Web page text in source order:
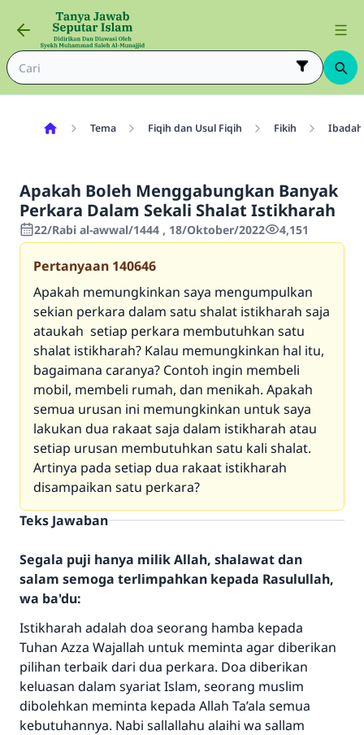
Tema Fiqih dan Usul Fiqih Fikih
Apakah Boleh Menggabungkan Banyak
Perkara Dalam Sekali Shalat Istikharah
22/Rabi al-awwal/1444 , 18/Oktober/2022 4,151
Pertanyaan 140646
Apakah memungkinkan saya mengumpulkan
sekian perkara dalam satu shalat istikharah saja
ataukah setiap perkara membutuhkan satu
shalat istikharah? Kalau memungkinkan hal itu,
bagaimana caranya? Contoh ingin membeli
mobil, membeli rumah, dan menikah. Apakah
semua urusan ini memungkinkan untuk saya
lakukan dua rakaat saja dalam istikharah atau
setiap urusan membutuhkan satu kali shalat.
Artinya pada setiap dua rakaat istikharah
disampaikan satu perkara?
Teks Jawaban
Segala puji hanya milik Allah, shalawat dan
salam semoga terlimpahkan kepada Rasulullah,
wa ba'du:
Istikharah adalah doa seorang hamba kepada
Tuhan Azza Wajallah untuk meminta agar diberikan
pilihan terbaik dari dua perkara. Doa diberikan
keluasan dalam syariat Islam, seorang muslim
dibolehkan meminta kepada Allah Ta’ala semua
kebutuhannya. Nabi sallallahu alaihi wa sallam